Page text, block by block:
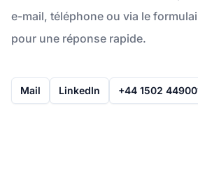
e-mail, téléphone ou via le
pour une réponse rapide.
Mail LinkedIn +44 1502